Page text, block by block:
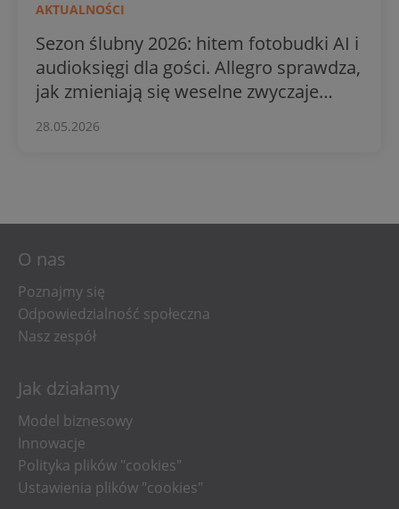
AKTUALNOŚCI
Sezon ślubny 2026: hitem fotobudki AI i
audioksięgi dla gości. Allegro sprawdza,
jak zmieniają się weselne zwyczaje
28.05.2026
O nas
Poznajmy się
Odpowiedzialność społeczna
Nasz zespół
Jak działamy
Model biznesowy
Innowacje
Polityka plików "cookies"
Ustawienia plików "cookies"